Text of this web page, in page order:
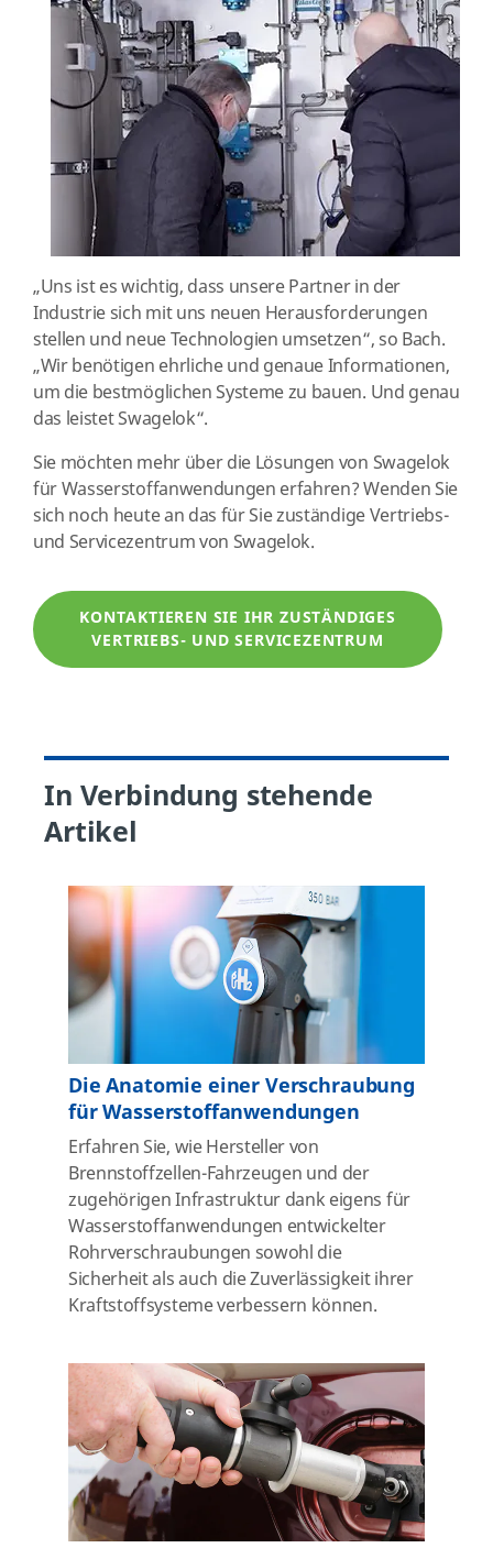
„Uns ist es wichtig, dass unsere Partner in der
Industrie sich mit uns neuen Herausforderungen
stellen und neue Technologien umsetzen“, so Bach.
„Wir benötigen ehrliche und genaue Informationen,
um die bestmöglichen Systeme zu bauen. Und genau
das leistet Swagelok“.
Sie möchten mehr über die Lösungen von Swagelok
für Wasserstoffanwendungen erfahren? Wenden Sie
sich noch heute an das für Sie zuständige Vertriebs-
und Servicezentrum von Swagelok.
KONTAKTIEREN SIE IHR ZUSTÄNDIGES
VERTRIEBS- UND SERVICEZENTRUM
In Verbindung stehende
Artikel
Die Anatomie einer Verschraubung
für Wasserstoffanwendungen
Erfahren Sie, wie Hersteller von
Brennstoffzellen-Fahrzeugen und der
zugehörigen Infrastruktur dank eigens für
Wasserstoffanwendungen entwickelter
Rohrverschraubungen sowohl die
Sicherheit als auch die Zuverlässigkeit ihrer
Kraftstoffsysteme verbessern können.